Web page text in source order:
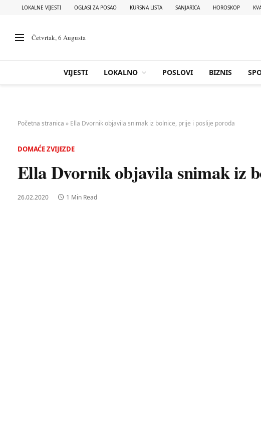
LOKALNE VIJESTI OGLASI ZA POSAO KURSNA LISTA SANJARICA HOROSKOP
Četvrtak, 6 Augusta
VIJESTI LOKALNO POSLOVI BIZNIS
Početna stranica » Ella Dvornik objavila snimak iz bolnice, prije i poslije poroda
DOMAĆE ZVIJEZDE
Ella Dvornik objavila snimak iz
26.02.2020 1 Min Read